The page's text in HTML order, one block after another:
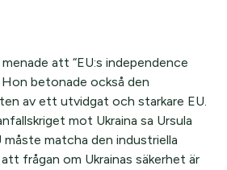
att “EU:s independence
Hon betonade också den
av ett utvidgat och starkare EU.
mot Ukraina sa Ursula
matcha den industriella
frågan om Ukrainas säkerhet är